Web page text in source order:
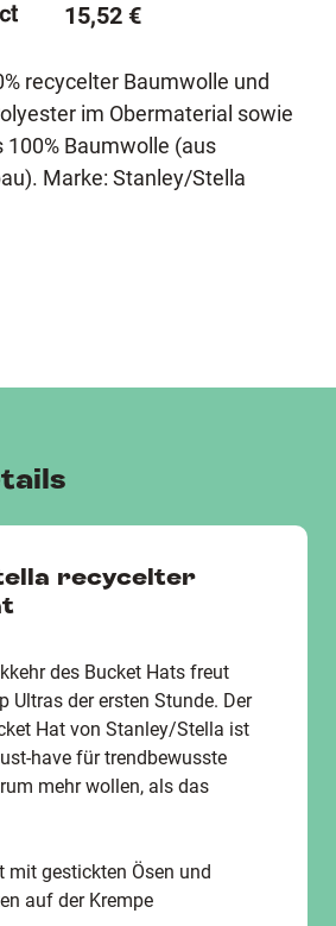
15,52 €
recycelter Baumwolle und
im Obermaterial sowie
Baumwolle (aus
Marke: Stanley/Stella
recycelter
des Bucket Hats freut
Ultras der ersten Stunde. Der
Hat von Stanley/Stella ist
have für trendbewusste
mehr wollen, als das
mit gestickten Ösen und
auf der Krempe